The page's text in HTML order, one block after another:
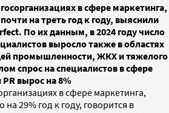
в сфере маркетинга,
на треть год к году, выяснили
По их данным, в 2024 году число
выросло также в областях
промышленности, ЖКХ и тяжелого
спрос на специалистов в сфере
вырос на 8%
в сфере маркетинга,
29% год к году, говорится в